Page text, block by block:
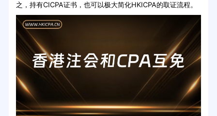
之，持有CICPA证书，也可以极大简化HKICPA的取证流程。